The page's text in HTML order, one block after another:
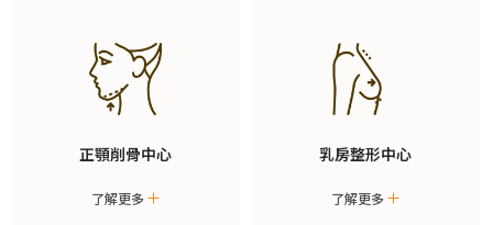
正顎削骨中心
了解更多
乳房整形中心
了解更多